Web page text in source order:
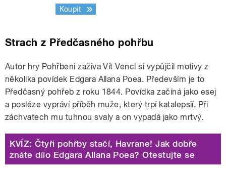
Koupit
Strach z Předčasného pohřbu
Autor hry Pohřbeni zaživa Vít Vencl si vypůjčil motivy z
několika povídek Edgara Allana Poea. Především je to
Předčasný pohřeb z roku 1844. Povídka začíná jako esej
a posléze vypráví příběh muže, který trpí katalepsií. Při
záchvatech mu tuhnou svaly a on vypadá jako mrtvý.
KVÍZ: Čtyři pohřby stačí, Havrane! Jak dobře
znáte dílo Edgara Allana Poea? Otestujte se